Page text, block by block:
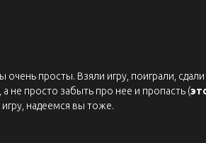
очень просты. Взяли игру, поиграли,
а не просто забыть про нее и пропасть (
надеемся вы тоже.